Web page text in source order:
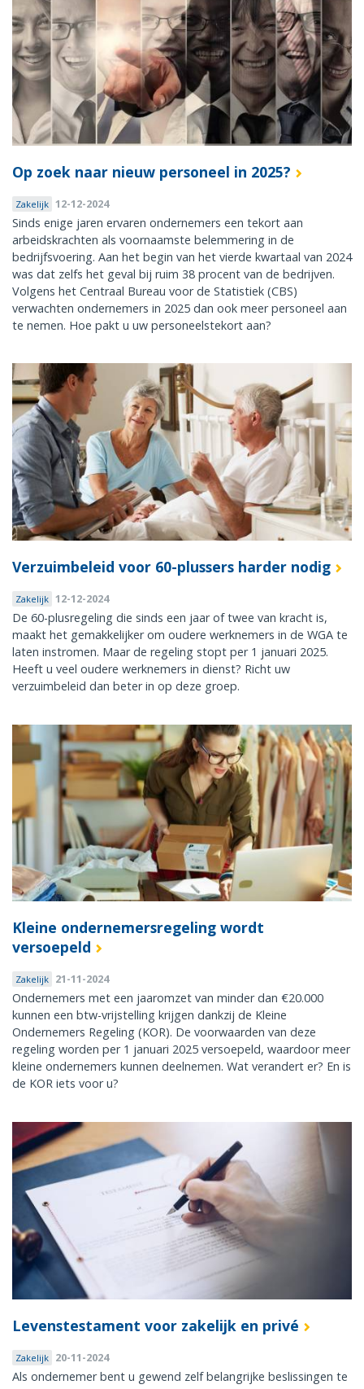
Op zoek naar nieuw personeel in 2025?
Zakelijk 12-12-2024
Sinds enige jaren ervaren ondernemers een tekort aan
arbeidskrachten als voornaamste belemmering in de
bedrijfsvoering. Aan het begin van het vierde kwartaal van 2024
was dat zelfs het geval bij ruim 38 procent van de bedrijven.
Volgens het Centraal Bureau voor de Statistiek (CBS)
verwachten ondernemers in 2025 dan ook meer personeel aan
te nemen. Hoe pakt u uw personeelstekort aan?
Verzuimbeleid voor 60-plussers harder nodig
Zakelijk 12-12-2024
De 60-plusregeling die sinds een jaar of twee van kracht is,
maakt het gemakkelijker om oudere werknemers in de WGA te
laten instromen. Maar de regeling stopt per 1 januari 2025.
Heeft u veel oudere werknemers in dienst? Richt uw
verzuimbeleid dan beter in op deze groep.
Kleine ondernemersregeling wordt
versoepeld
Zakelijk 21-11-2024
Ondernemers met een jaaromzet van minder dan €20.000
kunnen een btw-vrijstelling krijgen dankzij de Kleine
Ondernemers Regeling (KOR). De voorwaarden van deze
regeling worden per 1 januari 2025 versoepeld, waardoor meer
kleine ondernemers kunnen deelnemen. Wat verandert er? En is
de KOR iets voor u?
Levenstestament voor zakelijk en privé
Zakelijk 20-11-2024
Als ondernemer bent u gewend zelf belangrijke beslissingen te